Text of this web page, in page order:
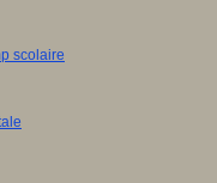
scolaire